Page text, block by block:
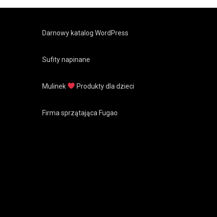
Darnowy katalog WordPress
Sufity napinane
Mulinek Produkty dla dzieci
Firma sprzątająca Fugao